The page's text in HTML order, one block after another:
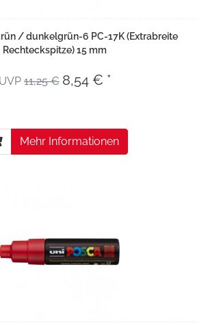
/ dunkelgrün-6 PC-17K (Extrabreite
Rechteckspitze) 15 mm
UVP 11,25 € 8,54 € *
Mehr Informationen